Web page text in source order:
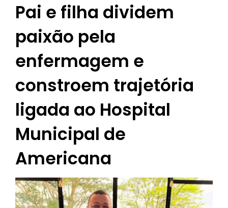
Pai e filha dividem
paixão pela
enfermagem e
constroem trajetória
ligada ao Hospital
Municipal de
Americana